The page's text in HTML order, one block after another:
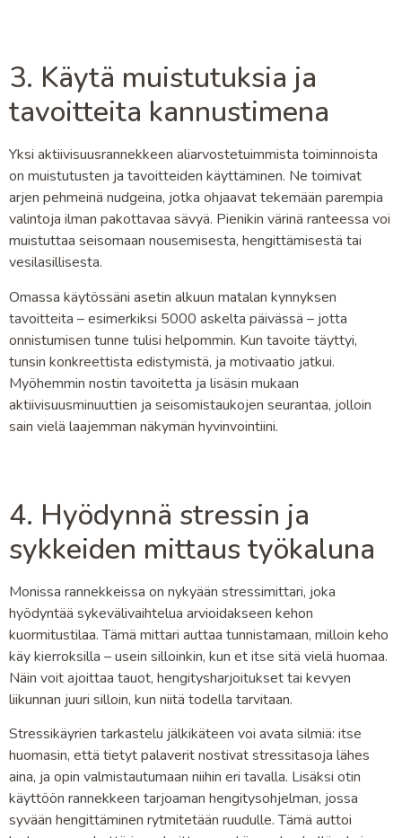
3. Käytä muistutuksia ja
tavoitteita kannustimena
Yksi aktiivisuusrannekkeen aliarvostetuimmista toiminnoista
on muistutusten ja tavoitteiden käyttäminen. Ne toimivat
arjen pehmeinä nudgeina, jotka ohjaavat tekemään parempia
valintoja ilman pakottavaa sävyä. Pienikin värinä ranteessa voi
muistuttaa seisomaan nousemisesta, hengittämisestä tai
vesilasillisesta.
Omassa käytössäni asetin alkuun matalan kynnyksen
tavoitteita – esimerkiksi 5000 askelta päivässä – jotta
onnistumisen tunne tulisi helpommin. Kun tavoite täyttyi,
tunsin konkreettista edistymistä, ja motivaatio jatkui.
Myöhemmin nostin tavoitetta ja lisäsin mukaan
aktiivisuusminuuttien ja seisomistaukojen seurantaa, jolloin
sain vielä laajemman näkymän hyvinvointiini.
4. Hyödynnä stressin ja
sykkeiden mittaus työkaluna
Monissa rannekkeissa on nykyään stressimittari, joka
hyödyntää sykevälivaihtelua arvioidakseen kehon
kuormitustilaa. Tämä mittari auttaa tunnistamaan, milloin keho
käy kierroksilla – usein silloinkin, kun et itse sitä vielä huomaa.
Näin voit ajoittaa tauot, hengitysharjoitukset tai kevyen
liikunnan juuri silloin, kun niitä todella tarvitaan.
Stressikäyrien tarkastelu jälkikäteen voi avata silmiä: itse
huomasin, että tietyt palaverit nostivat stressitasoja lähes
aina, ja opin valmistautumaan niihin eri tavalla. Lisäksi otin
käyttöön rannekkeen tarjoaman hengitysohjelman, jossa
syvään hengittäminen rytmitetään ruudulle. Tämä auttoi